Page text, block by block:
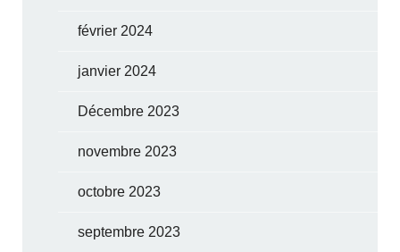
février 2024
janvier 2024
Décembre 2023
novembre 2023
octobre 2023
septembre 2023